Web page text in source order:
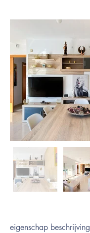
eigenschap beschrijving